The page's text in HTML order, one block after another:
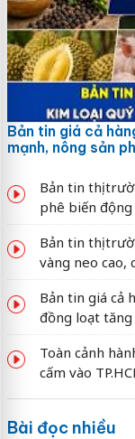
Bản tin giá cả
mạnh, nông sản
Bản tin thị
phê biến động
Bản tin thị
vàng neo cao,
Bản tin giá cả
đồng loạt tăng
Toàn cảnh
cấm vào
Bài đọc nhiều